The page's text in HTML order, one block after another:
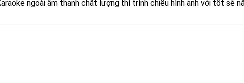
ngoài âm thanh chất lượng thì trình chiếu hình ảnh với tốt sẽ